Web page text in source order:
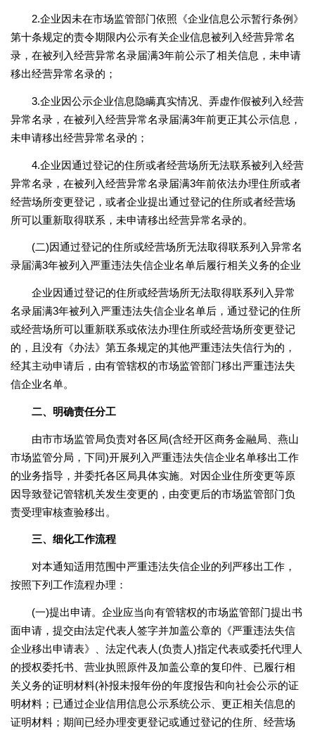
2.企业因未在市场监管部门依照《企业信息公示暂行条例》
第十条规定的责令期限内公示有关企业信息被列入经营异常名
录，在被列入经营异常名录届满3年前公示了相关信息，未申请
移出经营异常名录的；
3.企业因公示企业信息隐瞒真实情况、弄虚作假被列入经营
异常名录，在被列入经营异常名录届满3年前更正其公示信息，
未申请移出经营异常名录的；
4.企业因通过登记的住所或者经营场所无法联系被列入经营
异常名录，在被列入经营异常名录届满3年前依法办理住所或者
经营场所变更登记，或者企业提出通过登记的住所或者经营场
所可以重新取得联系，未申请移出经营异常名录的。
(二)因通过登记的住所或经营场所无法取得联系列入异常名
录届满3年被列入严重违法失信企业名单后履行相关义务的企业
企业因通过登记的住所或经营场所无法取得联系列入异常
名录届满3年被列入严重违法失信企业名单后，通过登记的住所
或经营场所可以重新联系或依法办理住所或经营场所变更登记
的，且没有《办法》第五条规定的其他严重违法失信行为的，
经其主动申请后，由有管辖权的市场监管部门移出严重违法失
信企业名单。
二、明确责任分工
由市市场监管局负责对各区局(含经开区商务金融局、燕山
市场监管分局，下同)开展列入严重违法失信企业名单移出工作
的业务指导，并委托各区局具体实施。对因企业住所变更等原
因导致登记管辖机关发生变更的，由变更后的市场监管部门负
责受理审核查验移出。
三、细化工作流程
对本通知适用范围中严重违法失信企业的列严移出工作，
按照下列工作流程办理：
(一)提出申请。企业应当向有管辖权的市场监管部门提出书
面申请，提交由法定代表人签字并加盖公章的《严重违法失信
企业移出申请表》、法定代表人(负责人)指定代表或委托代理人
的授权委托书、营业执照原件及加盖公章的复印件、已履行相
关义务的证明材料(补报未报年份的年度报告和向社会公示的证
明材料；已通过企业信用信息公示系统公示、更正相关信息的
证明材料；期间已经办理变更登记或通过登记的住所、经营场